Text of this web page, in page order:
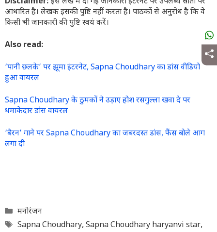
आधारित है। लेखक इसकी पुष्टि नहीं करता है। पाठकों से अनुरोध है कि वे
किसी भी जानकारी की पुष्टि स्वयं करें।
Also read:
‘पानी छलके’ पर झूमा इंटरनेट, Sapna Choudhary का डांस वीडियो
हुआ वायरल
Sapna Choudhary के ठुमकों ने उड़ाए होश रसगुल्ला खवा दे पर
धमाकेदार डांस वायरल
‘बैरन’ गाने पर Sapna Choudhary का जबरदस्त डांस, फैंस बोले आग
लगा दी
Categories
मनोरंजन
Tags
Sapna Choudhary, Sapna Choudhary haryanvi star,